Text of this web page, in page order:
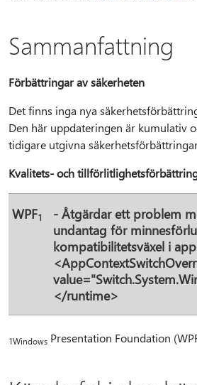
Sammanfattning
Förbättringar av säkerheten
Det finns inga nya
Den här uppdateringen är kumulativ
tidigare utgivna
Kvalitets- och
WPF1
- Åtgärdar ett problem
undantag för
kompatibilitetsväxel i
</runtime>
1Windows Presentation Foundation